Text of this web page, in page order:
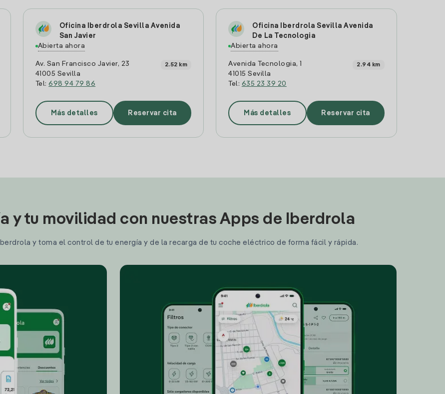
Oficina Iberdrola Sevilla Avenida
San Javier
Abierta ahora
Av. San Francisco Javier, 23
41005 Sevilla
Tel:698 94 79 86
2.52 km
Más detalles Reservar cita
Oficina Iberdrola Sevilla Avenida
De La Tecnologia
Abierta ahora
Avenida Tecnologia, 1
41015 Sevilla
Tel: 635 23 39 20
2.94 km
Más detalles Reservar cita
y tu movilidad con nuestras Apps de Iberdrola
y toma el control de tu energía y de la recarga de tu coche eléctrico de forma fácil y rápida.